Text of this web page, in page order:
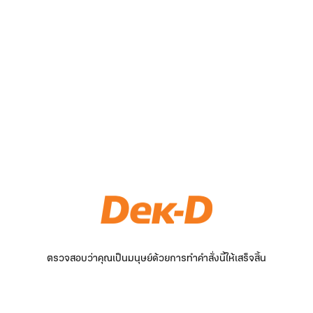
ตรวจสอบว่าคุณเป็นมนุษย์ด้วยการทำคำสั่งนี้ให้เสร็จสิ้น